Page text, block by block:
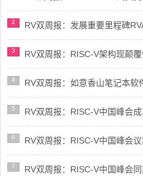
2 RV双周报：发展重要里程碑
3 RV双周报：RISC-V架构现颠
4 RV双周报：如意香山笔记本
5 RV双周报：RISC-V中国峰会
6 RV双周报：RISC-V中国峰会
7 RV双周报：RISC-V中国峰会